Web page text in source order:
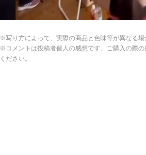
※写り方によって、実際の商品と色味等が異なる場
※コメントは投稿者個人の感想です。ご購入の際の
ください。